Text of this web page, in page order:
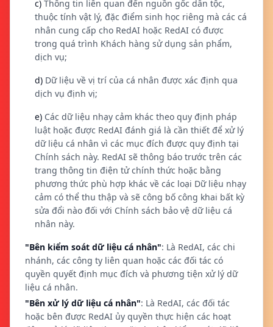
c) Thông tin liên quan đến nguồn gốc dân tộc,
thuộc tính vật lý, đặc điểm sinh học riêng mà các cá
nhân cung cấp cho RedAI hoặc RedAI có được
trong quá trình Khách hàng sử dụng sản phẩm,
dịch vụ;
d) Dữ liệu về vị trí của cá nhân được xác định qua
dịch vụ định vị;
e) Các dữ liệu nhạy cảm khác theo quy định pháp
luật hoặc được RedAI đánh giá là cần thiết để xử lý
dữ liệu cá nhân vì các mục đích được quy định tại
Chính sách này. RedAI sẽ thông báo trước trên các
trang thông tin điện tử chính thức hoặc bằng
phương thức phù hợp khác về các loại Dữ liệu nhạy
cảm có thể thu thập và sẽ công bố công khai bất kỳ
sửa đổi nào đối với Chính sách bảo vệ dữ liệu cá
nhân này.
"Bên kiểm soát dữ liệu cá nhân": Là RedAI, các chi
nhánh, các công ty liên quan hoặc các đối tác có
quyền quyết định mục đích và phương tiện xử lý dữ
liệu cá nhân.
"Bên xử lý dữ liệu cá nhân": Là RedAI, các đối tác
hoặc bên được RedAI ủy quyền thực hiện các hoạt